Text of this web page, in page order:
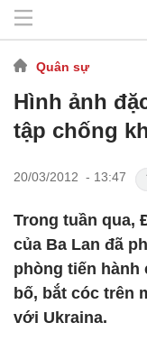
Quân sự
Hình ảnh
tập chống
20/03/2012 - 13:47
Trong tuần qua,
của Ba Lan đã
phòng tiến hành
bố, bắt cóc trên
với Ukraina.